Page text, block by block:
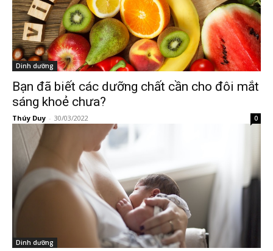
Dinh dưỡng
Bạn đã biết các dưỡng chất cần cho đôi mắt
sáng khoẻ chưa?
Thúy Duy - 30/03/2022 0
Dinh dưỡng